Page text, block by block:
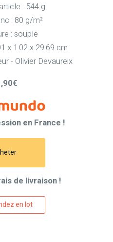
: 544 g
: 80 g/m²
: souple
x 1.02 x 29.69 cm
- Olivier Devaureix
en France !
de livraison !
en lot